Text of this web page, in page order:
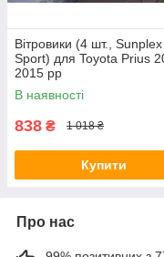
Вітровики (4 шт., Sunplex
Sport) для Toyota Prius
2015 рр
В наявності
838 ₴ 1 018 ₴
Купити
Про нас